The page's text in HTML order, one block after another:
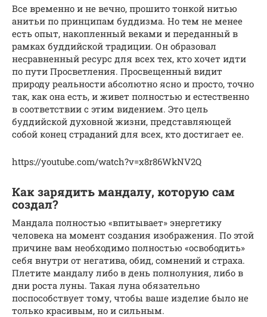
Все временно и не вечно, прошито тонкой нитью
анитьи по принципам буддизма. Но тем не менее
есть опыт, накопленный веками и переданный в
рамках буддийской традиции. Он образовал
несравненный ресурс для всех тех, кто хочет идти
по пути Просветления. Просвещенный видит
природу реальности абсолютно ясно и просто, точно
так, как она есть, и живет полностью и естественно
в соответствии с этим видением. Это цель
буддийской духовной жизни, представляющей
собой конец страданий для всех, кто достигает ее.
https://youtube.com/watch?v=x8r86WkNV2Q
Как зарядить мандалу, которую сам
создал?
Мандала полностью «впитывает» энергетику
человека на момент создания изображения. По этой
причине вам необходимо полностью «освободить»
себя внутри от негатива, обид, сомнений и страха.
Плетите мандалу либо в день полнолуния, либо в
дни роста луны. Такая луна обязательно
поспособствует тому, чтобы ваше изделие было не
только красивым, но и сильным.